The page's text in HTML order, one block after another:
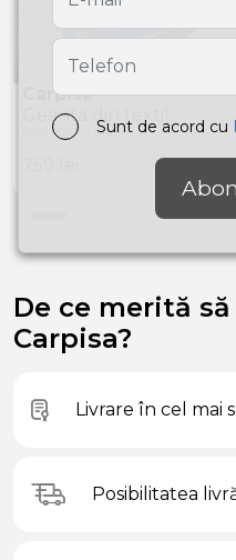
Carpisa
Geantă din textil
BTB31902942 Blue
De ce merită
Carpisa?
Livrare în cel mai
Posibilitatea
Sunt de acord cu